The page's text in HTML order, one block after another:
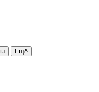
Ещё